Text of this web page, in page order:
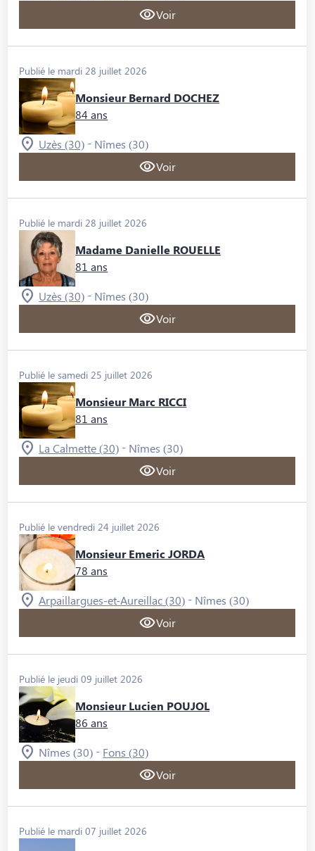
Voir
Publié le mardi 28 juillet 2026
Monsieur Bernard DOCHEZ
84 ans
Uzès (30) - Nîmes (30)
Voir
Publié le mardi 28 juillet 2026
Madame Danielle ROUELLE
81 ans
Uzès (30) - Nîmes (30)
Voir
Publié le samedi 25 juillet 2026
Monsieur Marc RICCI
81 ans
La Calmette (30) - Nîmes (30)
Voir
Publié le vendredi 24 juillet 2026
Monsieur Emeric JORDA
78 ans
Arpaillargues-et-Aureillac (30) - Nîmes (30)
Voir
Publié le jeudi 09 juillet 2026
Monsieur Lucien POUJOL
86 ans
Nîmes (30) - Fons (30)
Voir
Publié le mardi 07 juillet 2026